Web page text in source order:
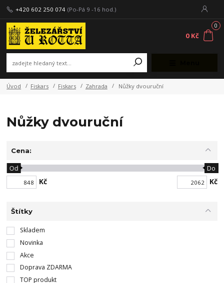
+420 602 250 074 (Po-Pá 9 -16 hod.)
0
0 Kč
Úvod Fiskars Fiskars Zahrada Nůžky dvouruční
Nůžky dvouruční
Cena:
Kč
Od Do
Kč
Štítky
Skladem
Novinka
Akce
Doprava ZDARMA
TOP produkt